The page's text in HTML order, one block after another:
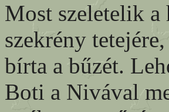
Most szeletelik
szekrény
bírta a bűzét.
Boti a Nivával